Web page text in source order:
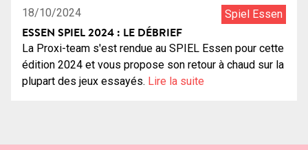
18/10/2024 Spiel Essen
ESSEN SPIEL 2024 : LE DÉBRIEF
La Proxi-team s'est rendue au SPIEL Essen pour cette
édition 2024 et vous propose son retour à chaud sur la
plupart des jeux essayés. Lire la suite